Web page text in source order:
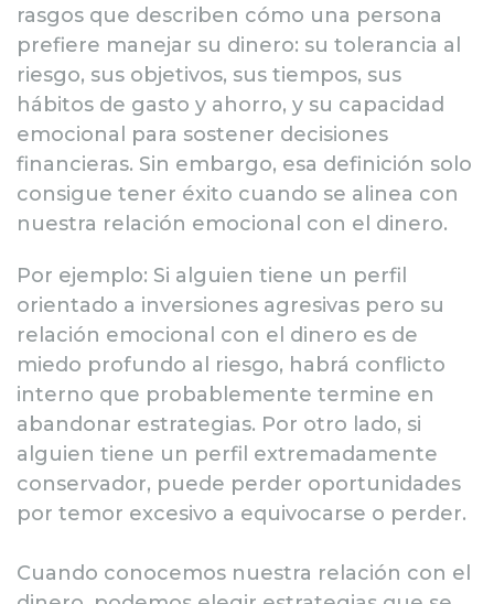
rasgos que describen cómo una persona
pref­iere manejar su dinero: su tolerancia al
riesgo, sus objetivos, sus tiempos, sus
hábitos de gasto y ahorro, y su capacidad
emocional para sostener decisiones
financieras. Sin embargo, esa definición solo
consigue tener éxito cuando se alinea con
nuestra relación emocional con el dinero.
Por ejemplo: Si alguien tiene un perfil
orientado a inversiones agresivas pero su
relación emocional con el dinero es de
miedo profundo al riesgo, habrá conflicto
interno que probablemente termine en
abandonar estrategias. Por otro lado, si
alguien tiene un perfil extremadamente
conservador, puede perder oportunidades
por temor excesivo a equivocarse o perder.
Cuando conocemos nuestra relación con el